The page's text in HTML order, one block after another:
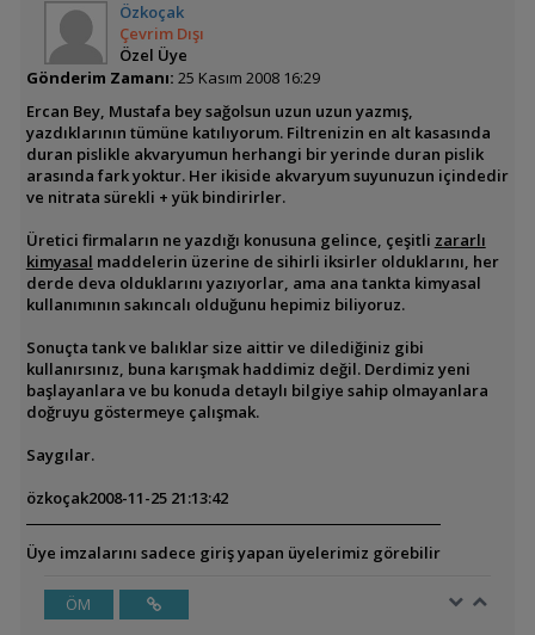
Özkoçak
Çevrim Dışı
Özel Üye
Gönderim Zamanı: 25 Kasım 2008 16:29
Ercan Bey, Mustafa bey sağolsun uzun uzun yazmış,
yazdıklarının tümüne katılıyorum. Filtrenizin en alt kasasında
duran pislikle akvaryumun herhangi bir yerinde duran pislik
arasında fark yoktur. Her ikiside akvaryum suyunuzun içindedir
ve nitrata sürekli + yük bindirirler.
Üretici firmaların ne yazdığı konusuna gelince, çeşitli zararlı
kimyasal maddelerin üzerine de sihirli iksirler olduklarını, her
derde deva olduklarını yazıyorlar, ama ana tankta kimyasal
kullanımının sakıncalı olduğunu hepimiz biliyoruz.
Sonuçta tank ve balıklar size aittir ve dilediğiniz gibi
kullanırsınız, buna karışmak haddimiz değil. Derdimiz yeni
başlayanlara ve bu konuda detaylı bilgiye sahip olmayanlara
doğruyu göstermeye çalışmak.
Saygılar.
özkoçak2008-11-25 21:13:42
Üye imzalarını sadece giriş yapan üyelerimiz görebilir
ÖM